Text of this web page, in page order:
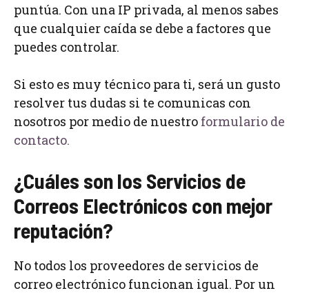
puntúa. Con una IP privada, al menos sabes
que cualquier caída se debe a factores que
puedes controlar.
Si esto es muy técnico para ti, será un gusto
resolver tus dudas si te comunicas con
nosotros por medio de nuestro formulario de
contacto.
¿Cuáles son los Servicios de
Correos Electrónicos con mejor
reputación?
No todos los proveedores de servicios de
correo electrónico funcionan igual. Por un